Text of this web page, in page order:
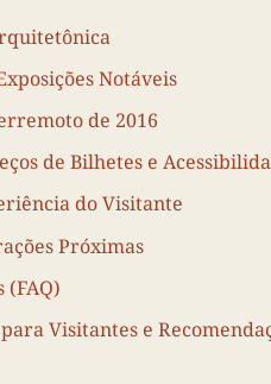
Notáveis
de 2016
de Bilhetes e
do Visitante
Próximas
(FAQ)
Visitantes e